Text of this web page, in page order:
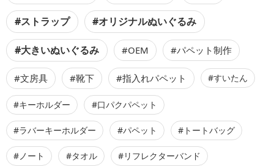
#ストラップ #オリジナルぬいぐるみ
#大きいぬいぐるみ #OEM #パペット制作
#文房具 #靴下 #指入れパペット #すいたん
#キーホルダー #口パクパペット
#ラバーキーホルダー #パペット #トートバッグ
#ノート #タオル #リフレクターバンド